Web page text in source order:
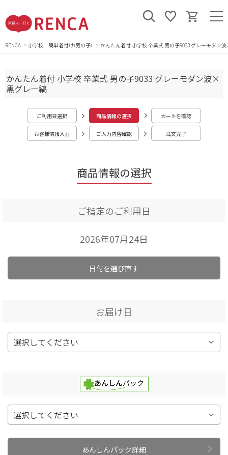
RENCA 小学校 簡単着付け(男の子) かんたん着付 小学校 卒業式 男の子9033 グレーモダン
商品情報の選択
かんたん着付 小学校 卒業式 男の子9033 グレーモダン波×
黒グレー縞
ご利用日選択 商品情報の選択 カートを確認
お客様情報入力 ご入力内容確認 注文完了
ご指定のご利用日
2026年07月24日
日付を選び直す
お届け日
あんしんパック詳細